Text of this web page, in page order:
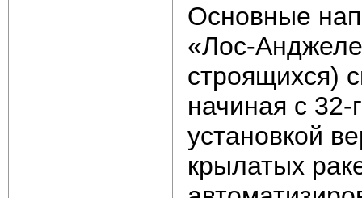
Основные
«Лос-
строящихся)
начиная с
установкой
крылатых